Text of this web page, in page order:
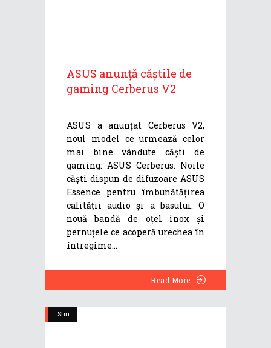
ASUS anunță căștile de
gaming Cerberus V2
ASUS a anunțat Cerberus V2,
noul model ce urmează celor
mai bine vândute căști de
gaming: ASUS Cerberus. Noile
căști dispun de difuzoare ASUS
Essence pentru îmbunătățirea
calității audio și a basului. O
nouă bandă de oțel inox și
pernuțele ce acoperă urechea în
întregime
Read More
Stiri